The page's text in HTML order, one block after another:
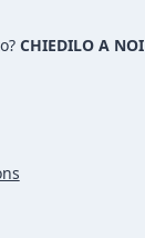
CHIEDILO A NOI